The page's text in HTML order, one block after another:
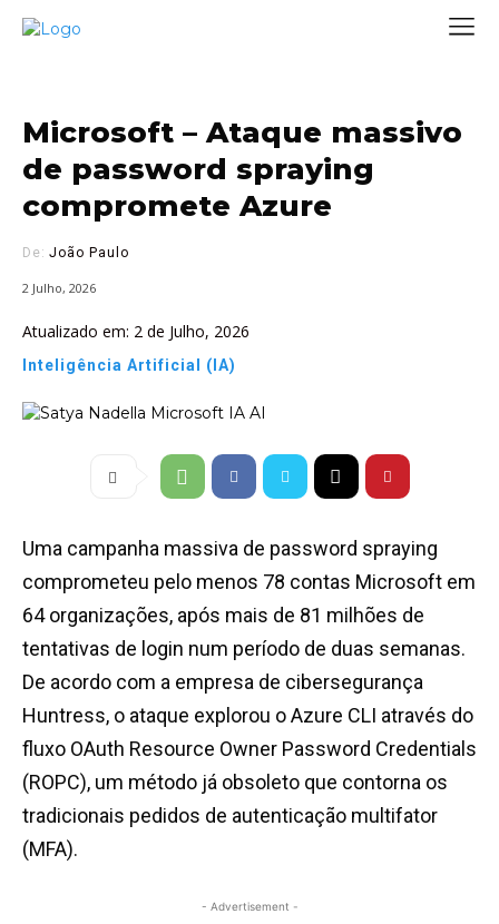
Microsoft – Ataque massivo
de password spraying
compromete Azure
De: João Paulo
2 Julho, 2026
Atualizado em: 2 de Julho, 2026
Inteligência Artificial (IA)
Uma campanha massiva de password spraying
comprometeu pelo menos 78 contas Microsoft em
64 organizações, após mais de 81 milhões de
tentativas de login num período de duas semanas.
De acordo com a empresa de cibersegurança
Huntress, o ataque explorou o Azure CLI através do
fluxo OAuth Resource Owner Password Credentials
(ROPC), um método já obsoleto que contorna os
tradicionais pedidos de autenticação multifator
(MFA).
- Advertisement -